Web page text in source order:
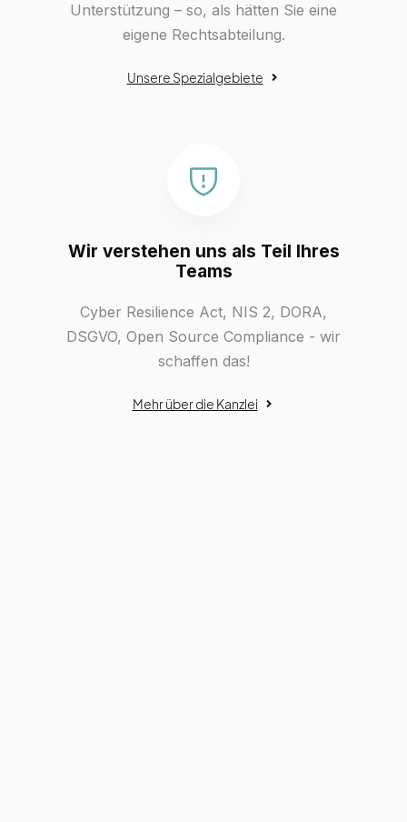
Unterstützung – so, als hätten Sie eine
eigene Rechtsabteilung.
Unsere Spezialgebiete
Wir verstehen uns als Teil Ihres
Teams
Cyber Resilience Act, NIS 2, DORA,
DSGVO, Open Source Compliance - wir
schaffen das!
Mehr über die Kanzlei